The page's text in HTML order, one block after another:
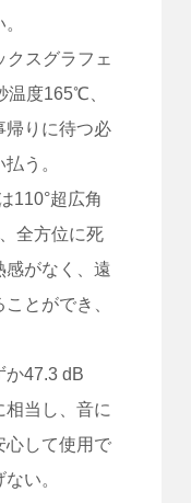
クスグラフェ
温度165℃、
りに待つ必
う。
110°超広角
全方位に死
感がなく、遠
とができ、
か47.3 dB
相当し、音に
心して使用で
い。